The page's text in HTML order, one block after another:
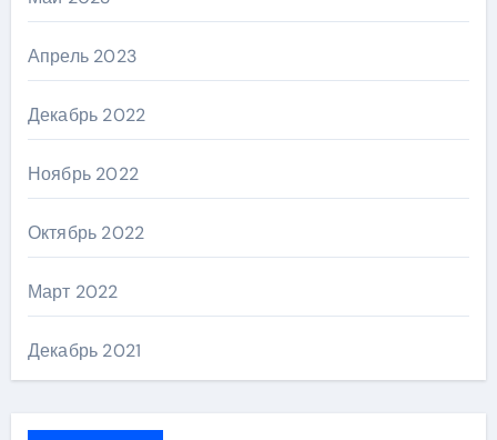
Апрель 2023
Декабрь 2022
Ноябрь 2022
Октябрь 2022
Март 2022
Декабрь 2021